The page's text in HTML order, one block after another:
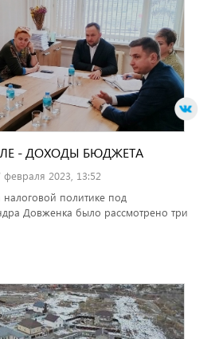
- ДОХОДЫ БЮДЖЕТА
февраля 2023, 13:52
политике под
Довженка было рассмотрено три